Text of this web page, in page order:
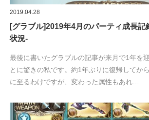
2019.04.28
[グラブル]2019年4月のパーティ成長記
状況-
最後に書いたグラブルの記事が来月で1年を
とに驚きの私です。約1年ぶりに復帰してか
に至るわけですが、変わった属性もあれ…